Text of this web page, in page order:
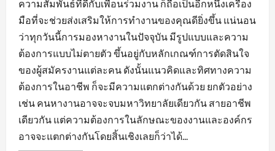
ความสัมพันธ์ที่ดีกับเพื่อนร่วมงาน ก็ถือเป็นอีกหนึ่งเครื่อง
มือที่จะช่วยส่งเสริมให้การทำงานของคุณดียิ่งขึ้น แน่นอน
ว่าทุกวันนี้การมองหางานในปัจจุบัน มีรูปแบบและความ
ต้องการแบบไม่ตายตัว ขึ้นอยู่กับหลักเกณฑ์การตัดสินใจ
ของผู้สมัครงานแต่ละคน ดังนั้นแนวคิดและทิศทางความ
ต้องการในอาชีพ ก็จะมีความแตกต่างกันด้วย ยกตัวอย่าง
เช่น คนหางานอาจจะจบมหาวิทยาลัยเดียวกัน สายอาชีพ
เดียวกัน แต่ความต้องการในลักษณะของงานและองค์กร
อาจจะแตกต่างกันโดยสิ้นเชิงเลยก็ว่าได้...